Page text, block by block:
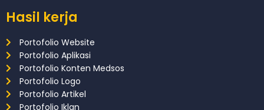
Hasil kerja
Portofolio Website
Portofolio Aplikasi
Portofolio Konten Medsos
Portofolio Logo
Portofolio Artikel
Portofolio Iklan